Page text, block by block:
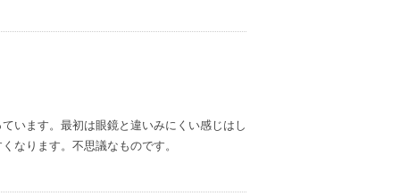
います。最初は眼鏡と違いみにくい感じはし
なります。不思議なものです。